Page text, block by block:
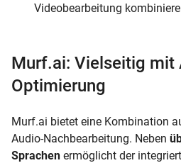
Videobearbeitung
Murf.ai: Vielseitig mit
Optimierung
Murf.ai bietet eine Kombination
Audio-Nachbearbeitung. Neben
Sprachen ermöglicht der